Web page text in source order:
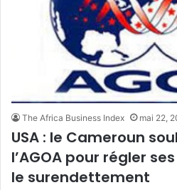
The Africa Business Index mai 22,
USA : le Cameroun
l’AGOA pour régler
le surendettement